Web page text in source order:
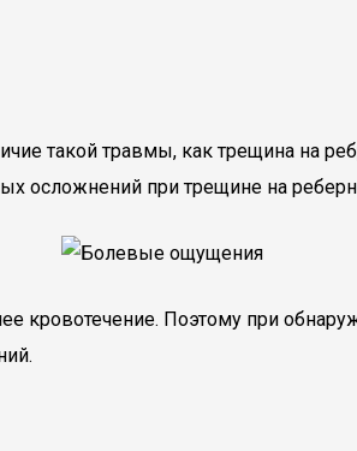
такой травмы, как трещина на
осложнений при трещине на
кровотечение. Поэтому при